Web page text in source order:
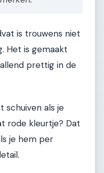
is trouwens niet
Het is gemaakt
prettig in de
schuiven als je
rode kleurtje? Dat
je hem per